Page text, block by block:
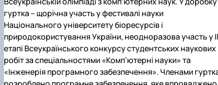
гуртка – щорічна участь у фестивалі науки
Національного університету біоресурсів і
природокористування України, неодноразова участь у ІІ
етапі Всеукраїнського конкурсу студентських наукових
робіт за спеціальностями «Комп’ютерні науки» та
«Інженерія програмного забезпечення». Членами